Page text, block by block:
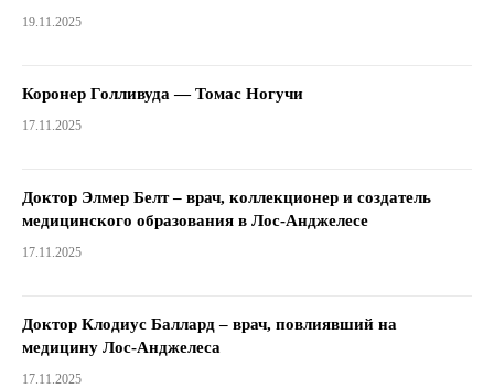
19.11.2025
Коронер Голливуда — Томас Ногучи
17.11.2025
Доктор Элмер Белт – врач, коллекционер и создатель
медицинского образования в Лос-Анджелесе
17.11.2025
Доктор Клодиус Баллард – врач, повлиявший на
медицину Лос-Анджелеса
17.11.2025